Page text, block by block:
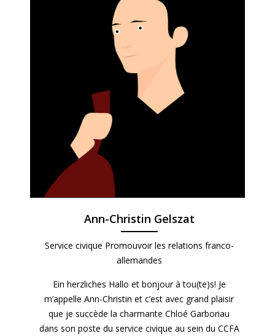
Ann-Christin Gelszat
Service civique Promouvoir les relations franco-
allemandes
Ein herzliches Hallo et bonjour à tou(te)s! Je
m’appelle Ann-Christin et c’est avec grand plaisir
que je succède la charmante Chloé Garboriau
dans son poste du service civique au sein du CCFA